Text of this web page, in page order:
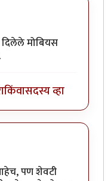
मोबियस
किंवासदस्य व्हा
पण शेवटी